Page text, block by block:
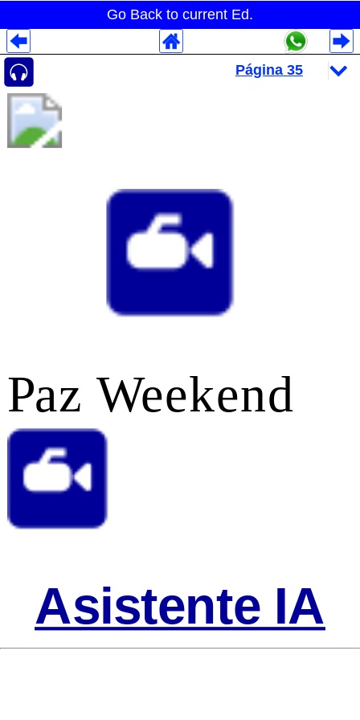
Go Back to current Ed.
Paz Weekend
Asistente IA
Despliegues Analytics
Despliegues Totales
Despliegues por Rubros